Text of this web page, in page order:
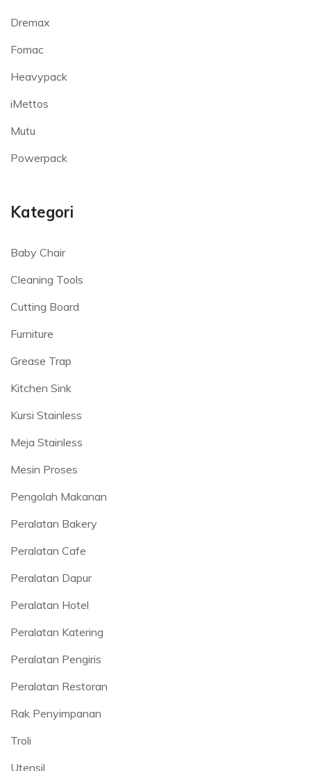
Dremax
Fomac
Heavypack
iMettos
Mutu
Powerpack
Kategori
Baby Chair
Cleaning Tools
Cutting Board
Furniture
Grease Trap
Kitchen Sink
Kursi Stainless
Meja Stainless
Mesin Proses
Pengolah Makanan
Peralatan Bakery
Peralatan Cafe
Peralatan Dapur
Peralatan Hotel
Peralatan Katering
Peralatan Pengiris
Peralatan Restoran
Rak Penyimpanan
Troli
Utensil